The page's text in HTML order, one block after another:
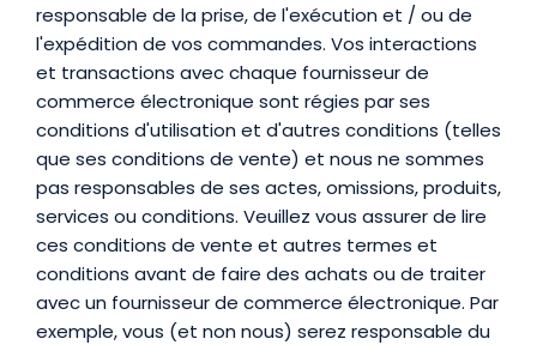
responsable de la prise, de l'exécution et / ou de
l'expédition de vos commandes. Vos interactions
et transactions avec chaque fournisseur de
commerce électronique sont régies par ses
conditions d'utilisation et d'autres conditions (telles
que ses conditions de vente) et nous ne sommes
pas responsables de ses actes, omissions, produits,
services ou conditions. Veuillez vous assurer de lire
ces conditions de vente et autres termes et
conditions avant de faire des achats ou de traiter
avec un fournisseur de commerce électronique. Par
exemple, vous (et non nous) serez responsable du